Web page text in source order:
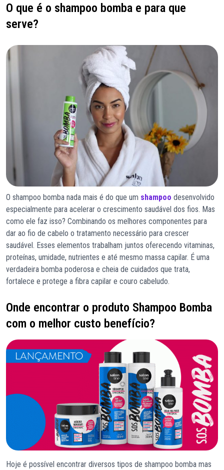
O que é o shampoo bomba e para que
serve?
O shampoo bomba nada mais é do que um shampoo desenvolvido
especialmente para acelerar o crescimento saudável dos fios. Mas
como ele faz isso? Combinando os melhores componentes para
dar ao fio de cabelo o tratamento necessário para crescer
saudável. Esses elementos trabalham juntos oferecendo vitaminas,
proteínas, umidade, nutrientes e até mesmo massa capilar. É uma
verdadeira bomba poderosa e cheia de cuidados que trata,
fortalece e protege a fibra capilar e couro cabeludo.
Onde encontrar o produto Shampoo Bomba
com o melhor custo benefício?
Hoje é possível encontrar diversos tipos de shampoo bomba mas